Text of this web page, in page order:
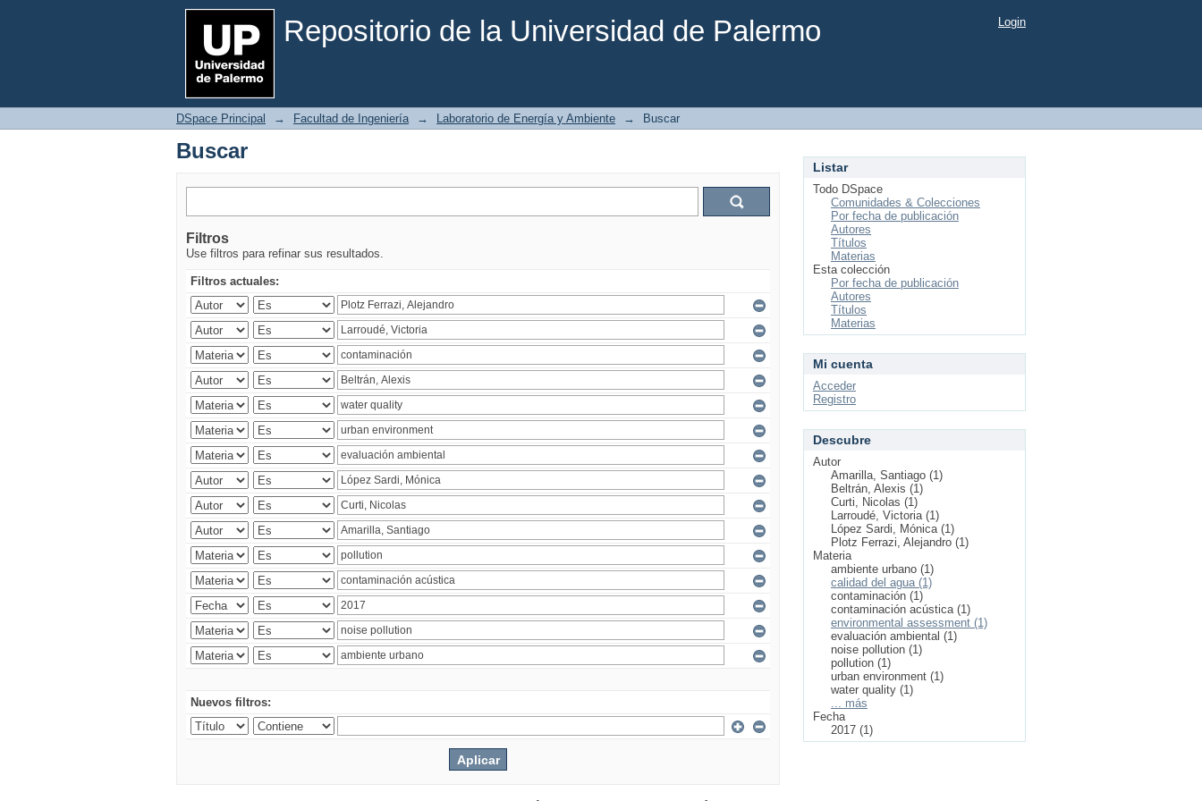
Repositorio de la Universidad de Palermo
Buscar Login
DSpace Principal → Facultad de Ingeniería → Laboratorio de Energía y Ambiente → Buscar
Buscar
Filtros
Use filtros para refinar sus resultados.
Filtros actuales:
Nuevos filtros:
Listar
Todo DSpace
Comunidades & Colecciones
Por fecha de publicación
Autores
Títulos
Materias
Esta colección
Por fecha de publicación
Autores
Títulos
Materias
Mi cuenta
Acceder
Registro
Descubre
Autor
Amarilla, Santiago (1)
Beltrán, Alexis (1)
Curti, Nicolas (1)
Larroudé, Victoria (1)
López Sardi, Mónica (1)
Plotz Ferrazi, Alejandro (1)
Materia
ambiente urbano (1)
calidad del agua (1)
contaminación (1)
contaminación acústica (1)
environmental assessment (1)
evaluación ambiental (1)
noise pollution (1)
pollution (1)
urban environment (1)
water quality (1)
... más
Fecha
2017 (1)